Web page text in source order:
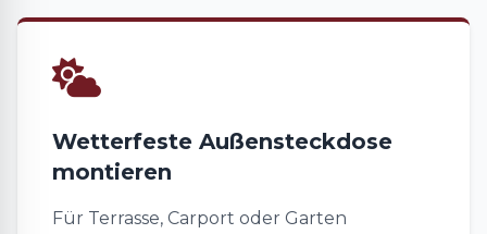
Wetterfeste Außensteckdose
montieren
Für Terrasse, Carport oder Garten